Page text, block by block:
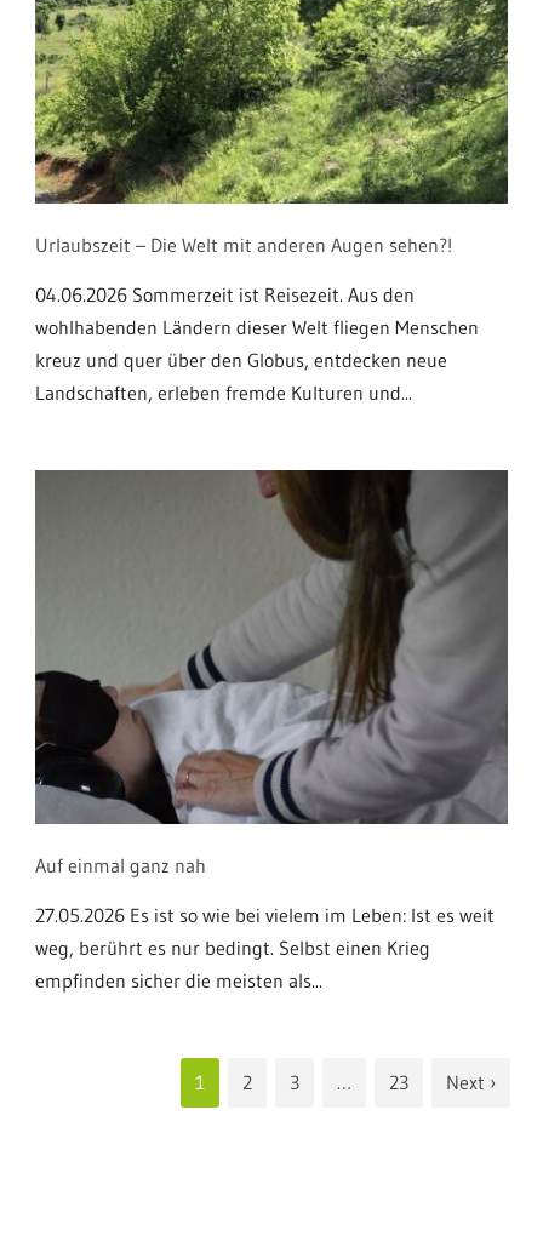
Urlaubszeit – Die Welt mit anderen Augen sehen?!
04.06.2026 Sommerzeit ist Reisezeit. Aus den
wohlhabenden Ländern dieser Welt fliegen Menschen
kreuz und quer über den Globus, entdecken neue
Landschaften, erleben fremde Kulturen und...
Auf einmal ganz nah
27.05.2026 Es ist so wie bei vielem im Leben: Ist es weit
weg, berührt es nur bedingt. Selbst einen Krieg
empfinden sicher die meisten als...
1 2 3 … 23 Next ›